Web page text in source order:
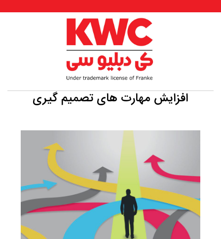
افزایش مهارت های تصمیم گیری